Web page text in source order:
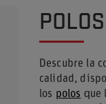
Descubre la
calidad,
los polos que